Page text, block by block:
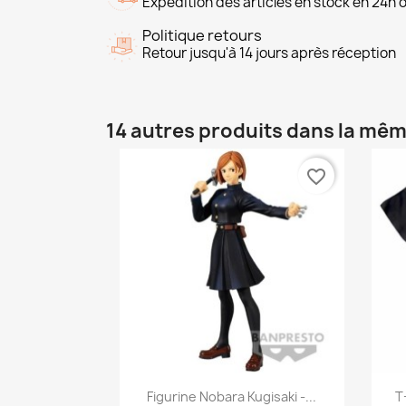
Politique retours
Retour jusqu'à 14 jours après réception
14 autres produits dans la
Aperçu rapide
Figurine Nobara Kugisaki -...
favorite_border